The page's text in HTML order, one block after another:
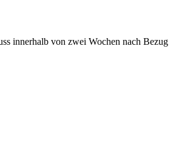
innerhalb von zwei Wochen nach Bezug